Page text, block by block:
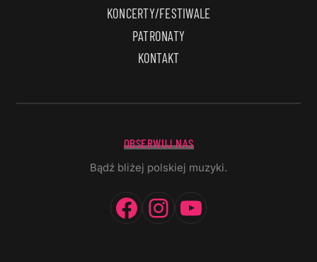
KONCERTY/FESTIWALE
PATRONATY
KONTAKT
OBSERWUJ NAS
Bądź bliżej polskiej muzyki.
Facebook
Instagram